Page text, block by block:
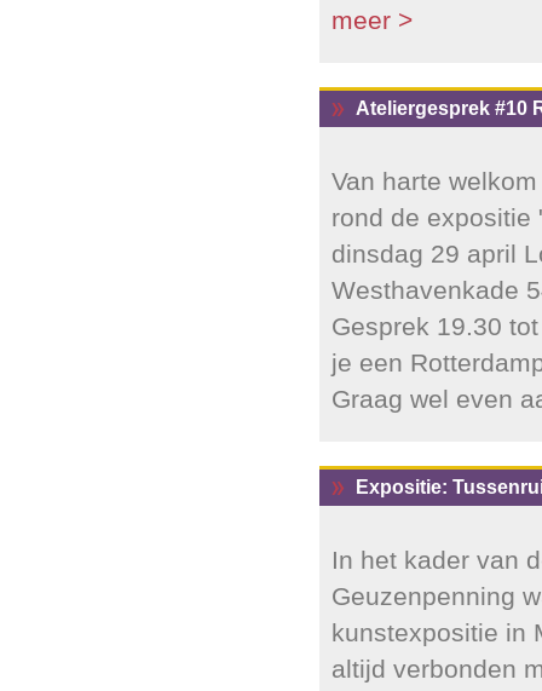
meer >
Ateliergesprek #10
Van harte
rond de expositie
dinsdag 29 april
Westhavenkade
Gesprek 19.30
je een
Graag wel even
Expositie:
In het kader van
Geuzenpenning
kunstexpositie in
altijd verbonden